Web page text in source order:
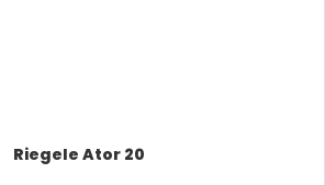
Riegele Ator 20